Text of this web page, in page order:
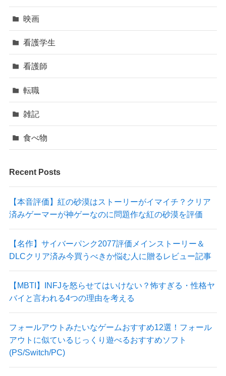
映画
看護学生
看護師
転職
雑記
食べ物
Recent Posts
【本音評価】紅の砂漠はストーリーがイマイチ？クリア
済みゲーマーが神ゲーなのに問題作な紅の砂漠を評価
【名作】サイバーパンク2077評価メインストーリー＆
DLCクリア済み今買うべきか悩む人に贈るレビュー記事
【MBTI】INFJを怒らせてはいけない？怖すぎる・性格ヤ
バイと言われる4つの理由を考える
フォールアウトみたいなゲームおすすめ12選！フォール
アウトに似ているじっくり遊べるおすすめソフト
(PS/Switch/PC)